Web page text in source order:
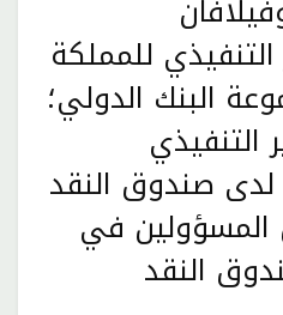
فيلافان
التنفيذي للمملكة
البنك الدولي؛
التنفيذي
لدى صندوق النقد
المسؤولين في
النقد